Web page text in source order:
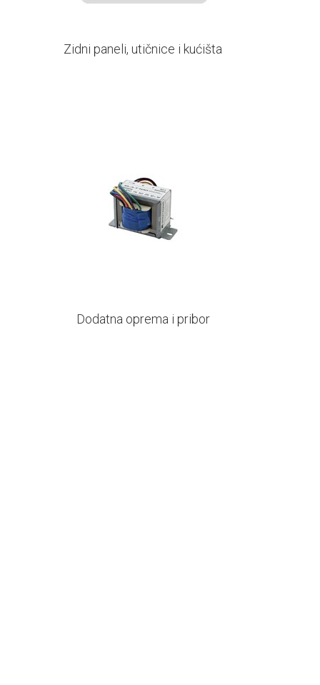
Zidni paneli, utičnice i kućišta
Dodatna oprema i pribor